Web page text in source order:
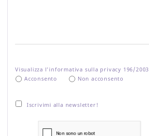
Visualizza l'informativa sulla privacy 196/2003
Acconsento
Non acconsento
Iscrivimi alla newsletter!